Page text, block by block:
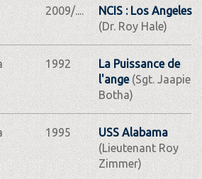
2009/....
NCIS : Los Angeles
(Dr. Roy Hale)
1992
La Puissance de
l'ange(Sgt. Jaapie
Botha)
1995
USS Alabama
(Lieutenant Roy
Zimmer)